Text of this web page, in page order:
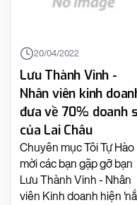
20/04/2022
Lưu Thành Vinh -
Nhân viên kinh
đưa về 70% doanh
của Lai Châu
Chuyên mục Tôi Tự Hào
mời các bạn gặp gỡ bạn
Lưu Thành Vinh - Nhân
viên Kinh doanh hiện